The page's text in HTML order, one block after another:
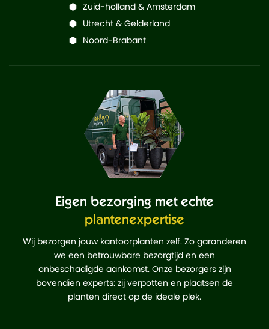
Zuid-holland & Amsterdam
Utrecht & Gelderland
Noord-Brabant
Eigen bezorging met echte
plantenexpertise
Wij bezorgen jouw kantoorplanten zelf. Zo garanderen
we een betrouwbare bezorgtijd en een
onbeschadigde aankomst. Onze bezorgers zijn
bovendien experts: zij verpotten en plaatsen de
planten direct op de ideale plek.